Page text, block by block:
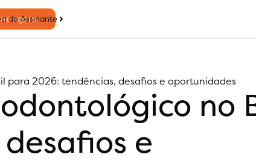
agora
do Assinante
para 2026: tendências, desafios e oportunidades
no
e